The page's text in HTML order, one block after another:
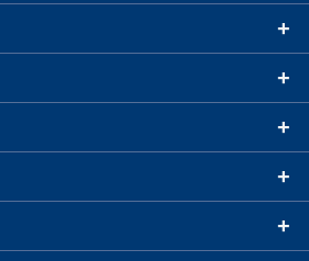
+
+
+
+
+